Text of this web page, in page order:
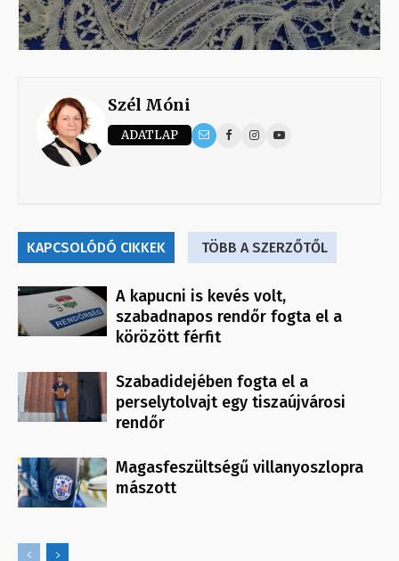
Szél Móni
ADATLAP
KAPCSOLÓDÓ CIKKEK TÖBB A SZERZŐTŐL
A kapucni is kevés volt,
szabadnapos rendőr fogta el a
körözött férfit
Szabadidejében fogta el a
perselytolvajt egy tiszaújvárosi
rendőr
Magasfeszültségű villanyoszlopra
mászott